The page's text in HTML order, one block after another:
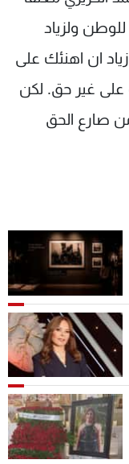
ولزياد
زياد ان اهنئك على
على غير حق. لكن
صارع الحق